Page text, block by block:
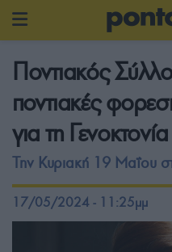
Ποντιακός
ποντιακές
για τη Γενοκτονία
Την Κυριακή 19 Μαΐου
17/05/2024 - 11:25μμ